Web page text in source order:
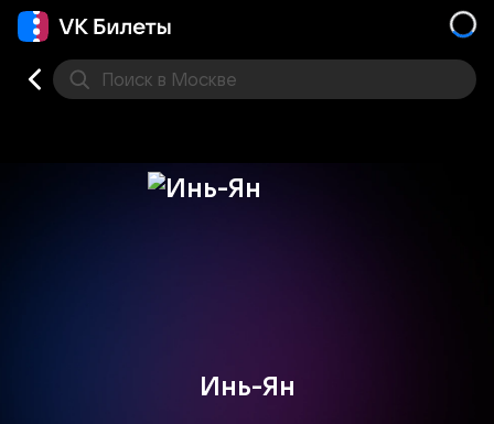
Поиск в Москве
Инь-Ян